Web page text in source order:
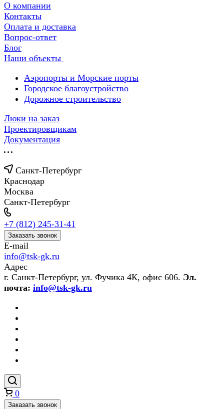
О компании
Контакты
Оплата и доставка
Вопрос-ответ
Блог
Наши объекты
Аэропорты и Морские порты
Городское благоустройство
Дорожное строительство
Люки на заказ
Проектировщикам
Документация
Санкт-Петербург
Краснодар
Москва
Санкт-Петербург
+7 (812) 245-31-41
Заказать звонок
E-mail
info@tsk-gk.ru
Адрес
г. Санкт-Петербург, ул. Фучика 4К, офис 606. Эл.
почта: info@tsk-gk.ru
0
Заказать звонок